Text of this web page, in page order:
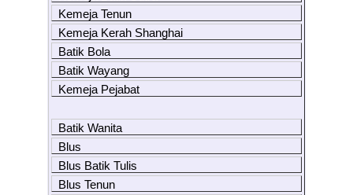
Kemeja Tenun
Kemeja Kerah Shanghai
Batik Bola
Batik Wayang
Kemeja Pejabat
Batik Wanita
Blus
Blus Batik Tulis
Blus Tenun